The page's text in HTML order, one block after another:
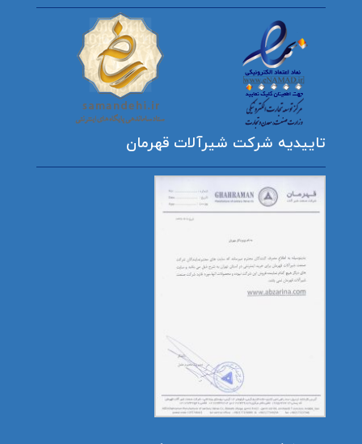
تاییدیه شرکت شیرآلات قهرمان